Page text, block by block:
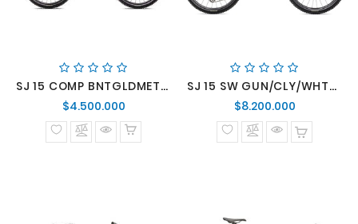
SJ 15 COMP BNTGLDMET/GUN
$4.500.000Precio
normal
SJ 15 SW GUN/CLY/WHTMTN S3
$8.200.000Precio
normal